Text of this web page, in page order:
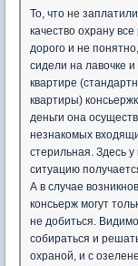
То, что не
качество охрану
дорого и не
сидели на лавочке
квартире
квартиры)
деньги она
незнакомых
стерильная. Здесь
ситуацию
А в случае
консьерж могут
не добиться.
собираться и
охраной, и с